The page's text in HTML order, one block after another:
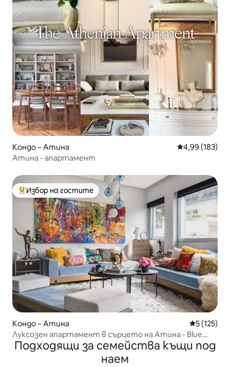
Кондо – Атина Средна
4,99 (183)
Атина - апартамент
Най-популярен избор на гостите
Избор на гостите
Кондо – Атина Средна
5 (125)
Луксозен апартамент в сърцето на Атина - Blue
Graphite
Подходящи за семейства къщи под
наем